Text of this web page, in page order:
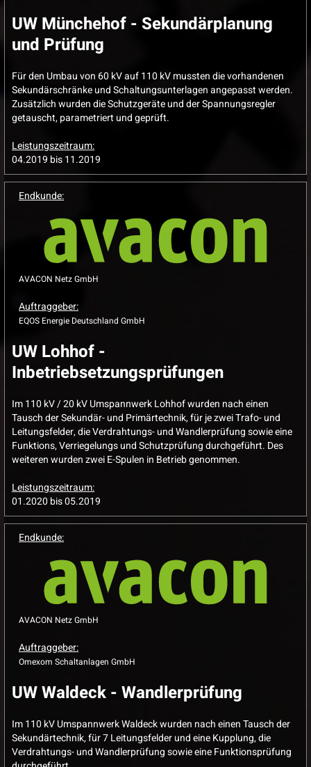
UW Münchehof - Sekundärplanung
und Prüfung
Für den Umbau von 60 kV auf 110 kV mussten die vorhandenen
Sekundärschränke und Schaltungsunterlagen angepasst werden.
Zusätzlich wurden die Schutzgeräte und der Spannungsregler
getauscht, parametriert und geprüft.
Leistungszeitraum:
04.2019 bis 11.2019
Endkunde:
AVACON Netz GmbH
Auftraggeber:
EQOS Energie Deutschland GmbH
UW Lohhof -
Inbetriebsetzungsprüfungen
Im 110 kV / 20 kV Umspannwerk Lohhof wurden nach einen
Tausch der Sekundär- und Primärtechnik, für je zwei Trafo- und
Leitungsfelder, die Verdrahtungs- und Wandlerprüfung sowie eine
Funktions, Verriegelungs und Schutzprüfung durchgeführt. Des
weiteren wurden zwei E-Spulen in Betrieb genommen.
Leistungszeitraum:
01.2020 bis 05.2019
Endkunde:
AVACON Netz GmbH
Auftraggeber:
Omexom Schaltanlagen GmbH
UW Waldeck - Wandlerprüfung
Im 110 kV Umspannwerk Waldeck wurden nach einen Tausch der
Sekundärtechnik, für 7 Leitungsfelder und eine Kupplung, die
Verdrahtungs- und Wandlerprüfung sowie eine Funktionsprüfung